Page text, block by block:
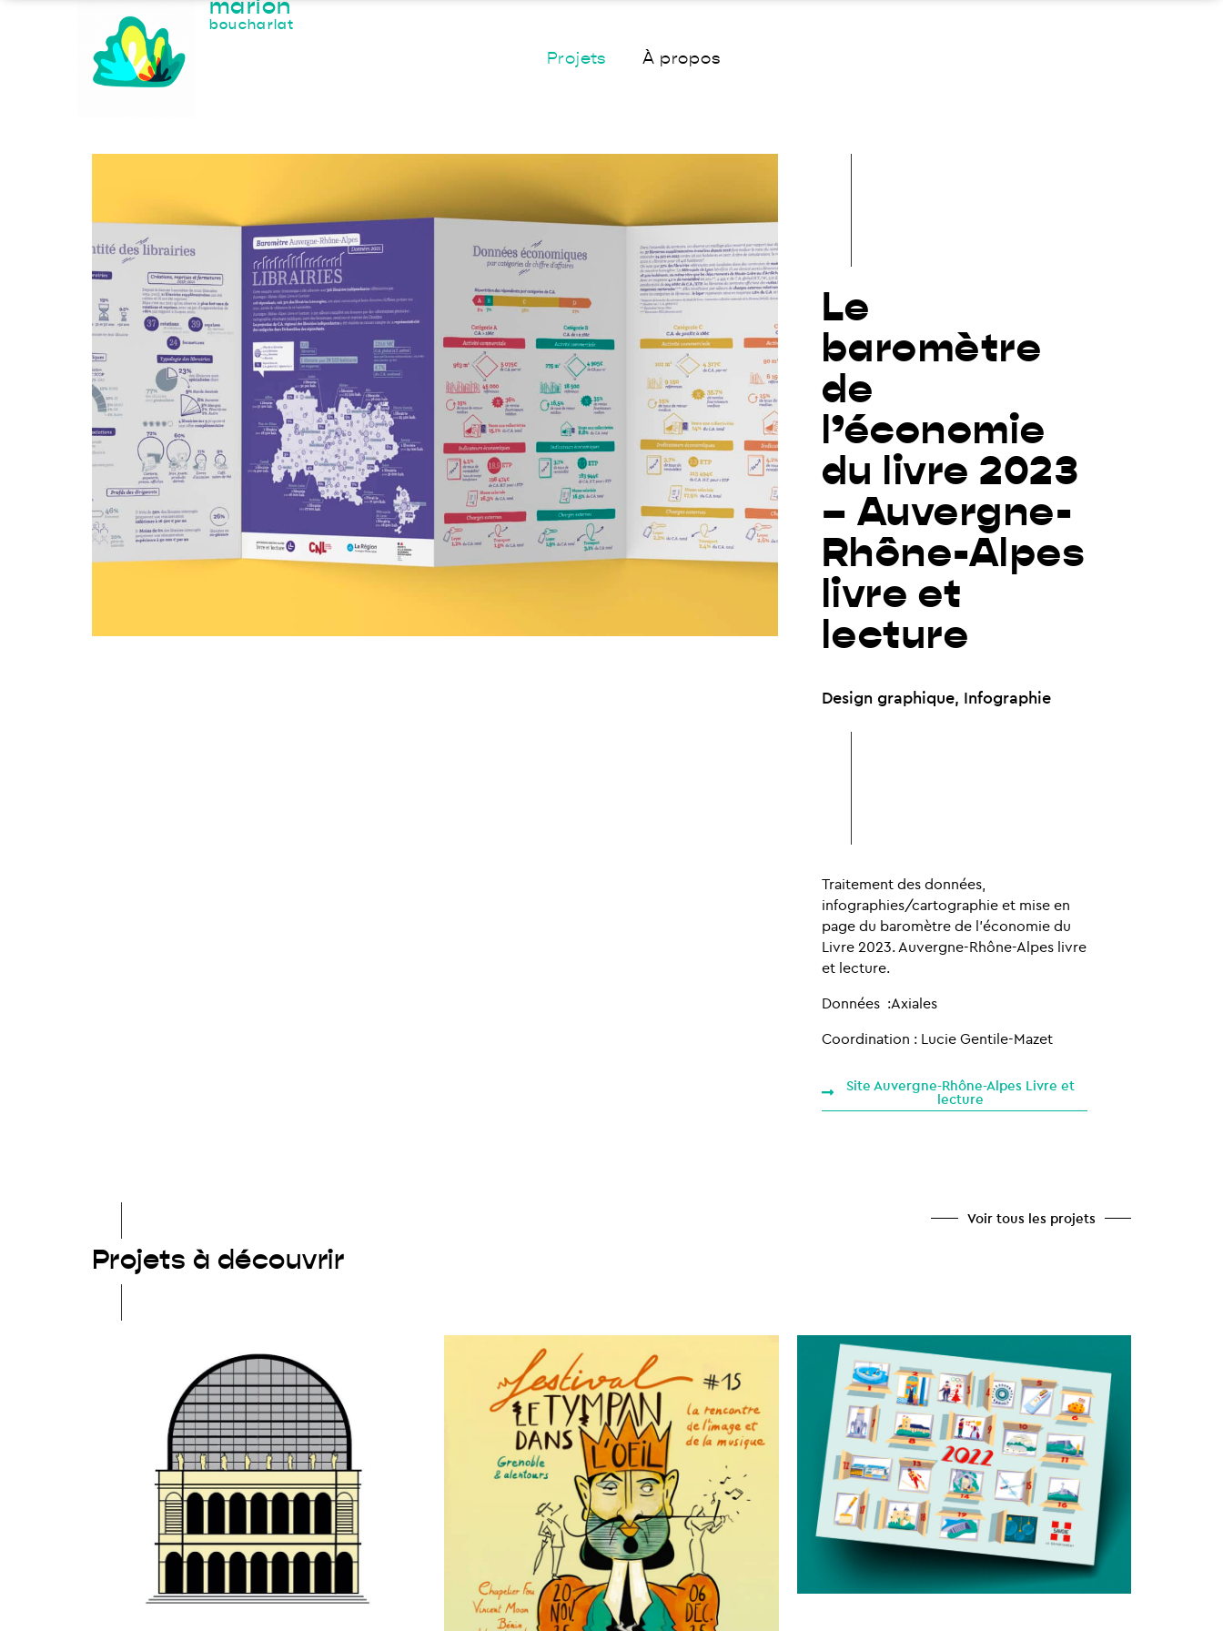
marion
boucharlat
Projets À propos
Le
baromètre
de
l’économie
du livre 2023
– Auvergne-
Rhône-Alpes
livre et
lecture
Design graphique, Infographie
Traitement des données,
infographies/cartographie et mise en
page du baromètre de l’économie du
Livre 2023. Auvergne-Rhône-Alpes livre
et lecture.
Données :Axiales
Coordination : Lucie Gentile-Mazet
Site Auvergne-Rhône-Alpes Livre et
lecture
Projets à découvrir
Voir tous les projets